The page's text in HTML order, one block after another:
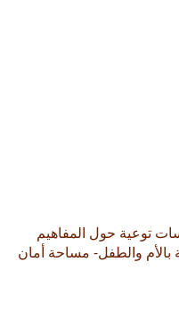
توعية حول المفاهيم
بالأم والطفل- مساحة أمان